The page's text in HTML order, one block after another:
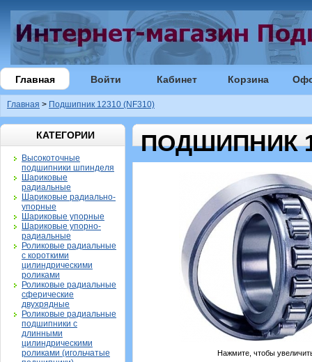
Главная Войти Кабинет Корзина
Главная > Подшипник 12310 (NF310)
КАТЕГОРИИ
Высокоточные
подшипники шпинделя
Шариковые
радиальные
Шариковые радиально-
упорные
Шариковые упорные
Шариковые упорно-
радиальные
Роликовые радиальные
с короткими
цилиндрическими
роликами
Роликовые радиальные
сферические
двухрядные
Роликовые радиальные
подшипники с
длинными
цилиндрическими
роликами (игольчатые
ПОДШИПНИК
Нажмите, чтобы